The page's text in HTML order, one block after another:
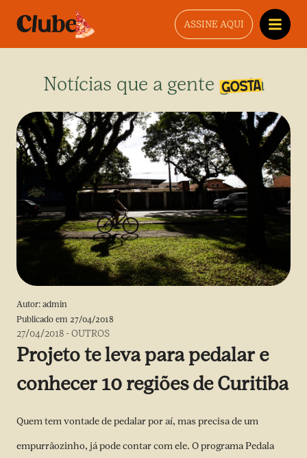
ASSINE AQUI
Notícias que a gente gosta
Autor: admin
Publicado em 27/04/2018
27/04/2018 -OUTROS
Projeto te leva para pedalar e
conhecer 10 regiões de Curitiba
Quem tem vontade de pedalar por aí, mas precisa de um
empurrãozinho, já pode contar com ele. O programa Pedala